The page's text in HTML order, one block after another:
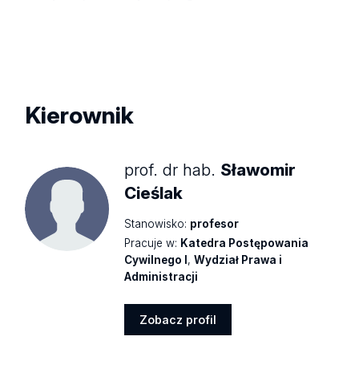
Kierownik
prof. dr hab. Sławomir
Cieślak
Stanowisko: profesor
Pracuje w: Katedra Postępowania
Cywilnego I ,Wydział Prawa i
Administracji
Zobacz profil